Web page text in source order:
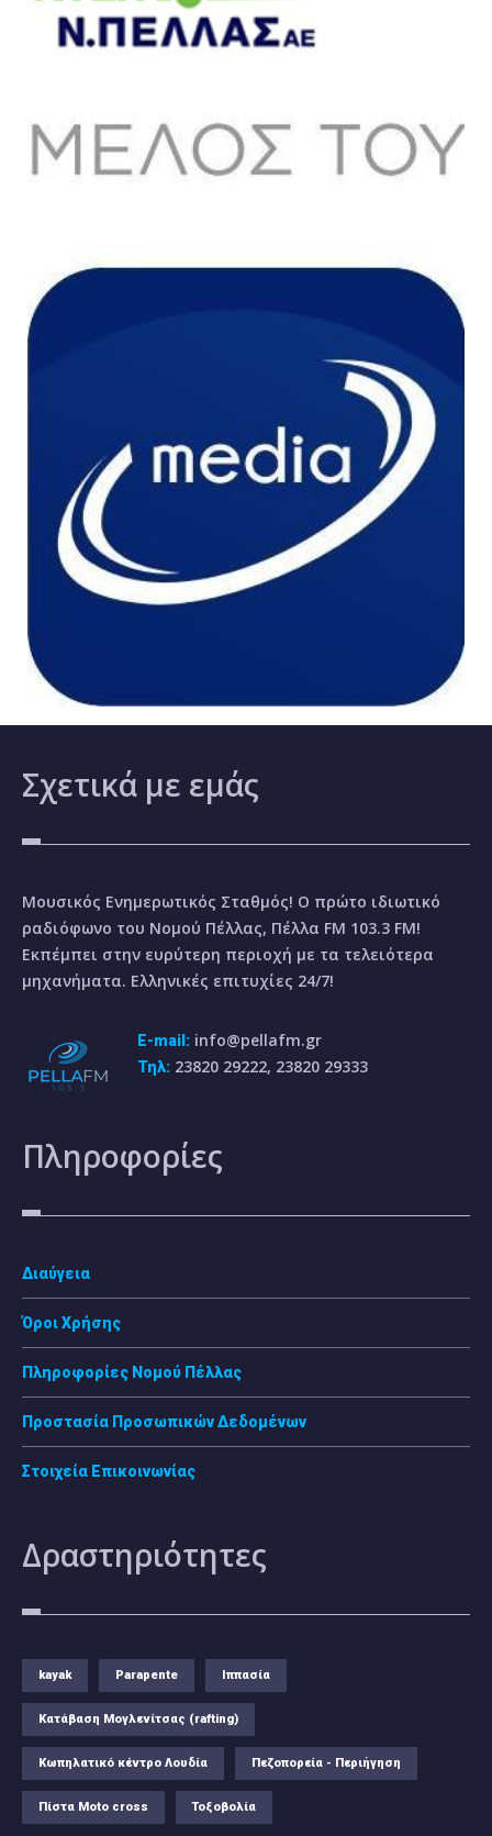
Σχετικά με εμάς
Μουσικός Ενημερωτικός Σταθμός! Ο πρώτο ιδιωτικό
ραδιόφωνο του Νομού Πέλλας, Πέλλα FM 103.3 FM!
Εκπέμπει στην ευρύτερη περιοχή με τα τελειότερα
μηχανήματα. Ελληνικές επιτυχίες 24/7!
E-mail: info@pellafm.gr
Τηλ: 23820 29222, 23820 29333
Πληροφορίες
Διαύγεια
Όροι Χρήσης
Πληροφορίες Νομού Πέλλας
Προστασία Προσωπικών Δεδομένων
Στοιχεία Επικοινωνίας
Δραστηριότητες
kayak Parapente Ιππασία
Κατάβαση Μογλενίτσας (rafting)
Κωπηλατικό κέντρο Λουδία Πεζοπορεία - Περιήγηση
Πίστα Moto cross Τοξοβολία